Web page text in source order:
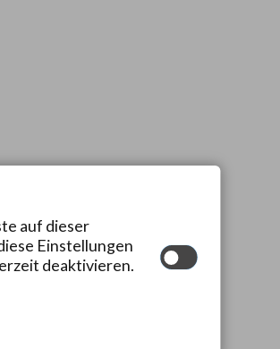
auf dieser
Einstellungen
deaktivieren.